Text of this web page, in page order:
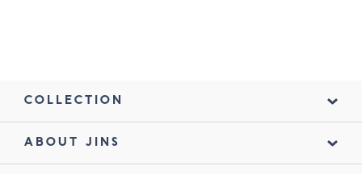
COLLECTION
ABOUT JINS